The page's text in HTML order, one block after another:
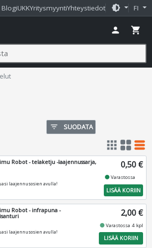
BlogiUKKYritysmyyntiYhteystiedot brightness_medium FI
person shopping_cart
filter_list SUODATA
apps grid_view table_rows
Robot - telaketju -laajennussarja,
laajennusosien avulla!
0,50 €
fiber_manual_recordVarastossa
LISÄÄ KORIIN
Robot - infrapuna -
laajennusosien avulla!
2,00 €
fiber_manual_recordVarastossa 4 kpl
LISÄÄ KORIIN